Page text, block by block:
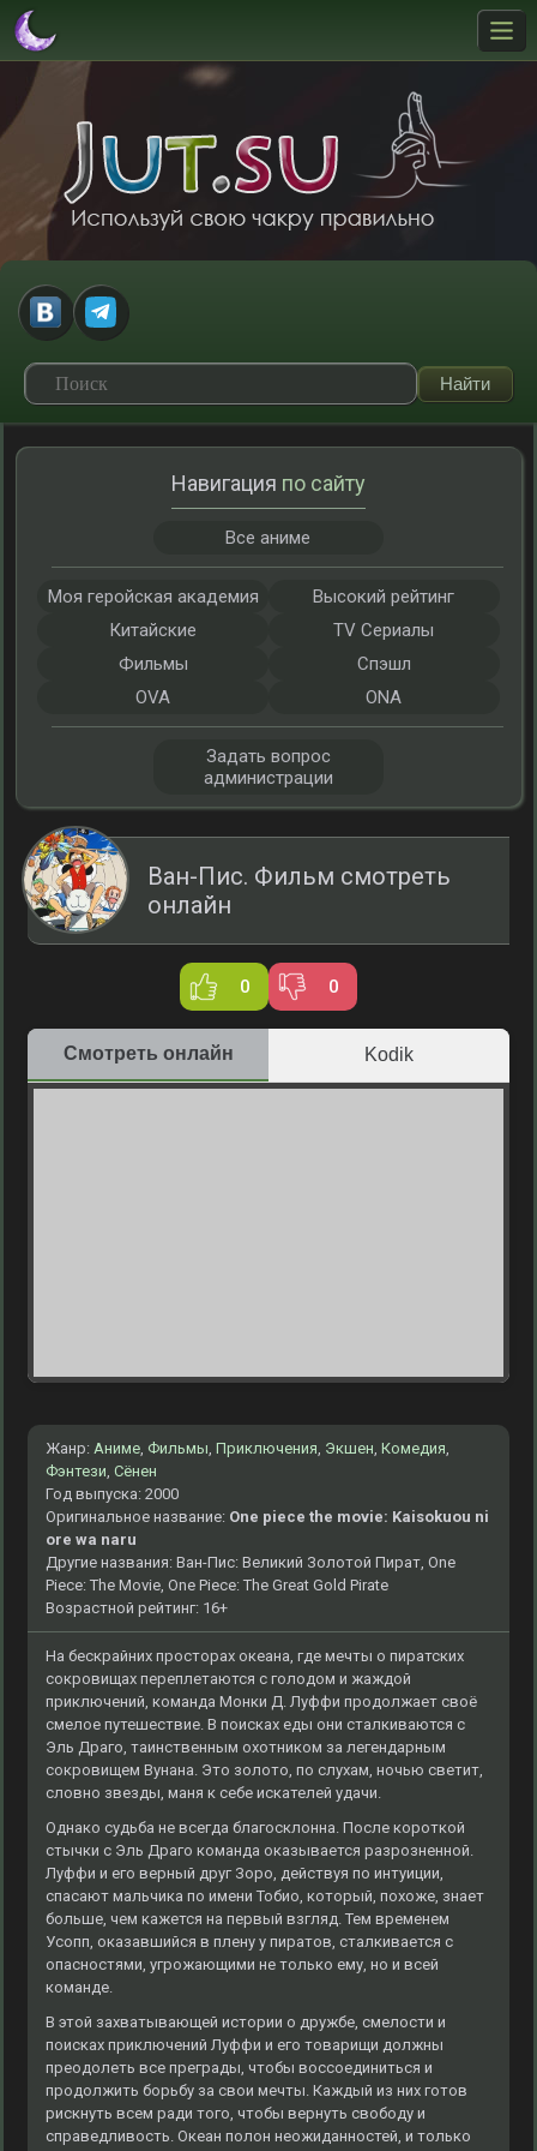
Ван-Пис. Фильм смотреть
онлайн
0 0
Смотреть онлайн Kodik
Жанр: Аниме, Фильмы, Приключения, Экшен, Комедия,
Фэнтези, Сёнен
Год выпуска: 2000
Оригинальное название: One piece the movie: Kaisokuou ni
ore wa naru
Другие названия: Ван-Пис: Великий Золотой Пират, One
Piece: The Movie, One Piece: The Great Gold Pirate
Возрастной рейтинг: 16+
На бескрайних просторах океана, где мечты о пиратских
сокровищах переплетаются с голодом и жаждой
приключений, команда Монки Д. Луффи продолжает своё
смелое путешествие. В поисках еды они сталкиваются с
Эль Драго, таинственным охотником за легендарным
сокровищем Вунана. Это золото, по слухам, ночью светит,
словно звезды, маня к себе искателей удачи.
Однако судьба не всегда благосклонна. После короткой
стычки с Эль Драго команда оказывается разрозненной.
Луффи и его верный друг Зоро, действуя по интуиции,
спасают мальчика по имени Тобио, который, похоже, знает
больше, чем кажется на первый взгляд. Тем временем
Усопп, оказавшийся в плену у пиратов, сталкивается с
опасностями, угрожающими не только ему, но и всей
команде.
В этой захватывающей истории о дружбе, смелости и
поисках приключений Луффи и его товарищи должны
преодолеть все преграды, чтобы воссоединиться и
продолжить борьбу за свои мечты. Каждый из них готов
рискнуть всем ради того, чтобы вернуть свободу и
справедливость. Океан полон неожиданностей, и только
Навигация по сайту
Все аниме
Моя геройская академия
Высокий рейтинг
Китайские
TV Сериалы
Фильмы
Спэшл
OVA
ONA
Задать вопрос
администрации